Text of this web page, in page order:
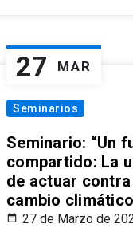
27 MAR
Seminarios
Seminario: “Un
compartido: La
de actuar contra
cambio
27 de Marzo de